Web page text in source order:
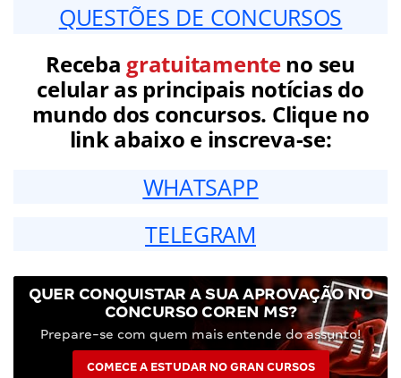
QUESTÕES DE CONCURSOS
Receba gratuitamenteno seu
celular as principais notícias do
mundo dos concursos. Clique no
link abaixo e inscreva-se:
WHATSAPP
TELEGRAM
QUER CONQUISTAR A SUA APROVAÇÃO NO
CONCURSO COREN MS?
Prepare-se com quem mais entende do assunto!
COMECE A ESTUDAR NO GRAN CURSOS